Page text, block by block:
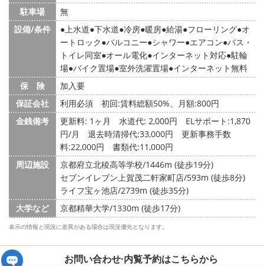
駐車場
無
設備/条件
上水道 下水道 冷房 暖房 給湯 フローリング オ
ートロック バルコニー シャワー エアコン バス・
トイレ同室 オール電化 インターネット対応 駐輪
場 バイク置場 室外洗濯置場 インターネット無料
保 険
加入要
保証会社
利用必須 初回:賃料総額50%、月額:800円
金銭備考
更新料: 1ヶ月 水道代: 2,000円
ELサポート:1,870
円/月 退去時清掃代:33,000円 更新事務手数
料:22,000円 書類代:11,000円
周辺施設
京都府立北稜高等学校/1446m (徒歩19分)
セブンイレブン上賀茂二軒家町店/593m (徒歩8分)
ライフ宝ヶ池店/2739m (徒歩35分)
大学など
京都精華大学/1330m (徒歩17分)
表示の情報と現況に差異がある場合は現況優先となります。
お問い合わせ·内覧予約はこちらから